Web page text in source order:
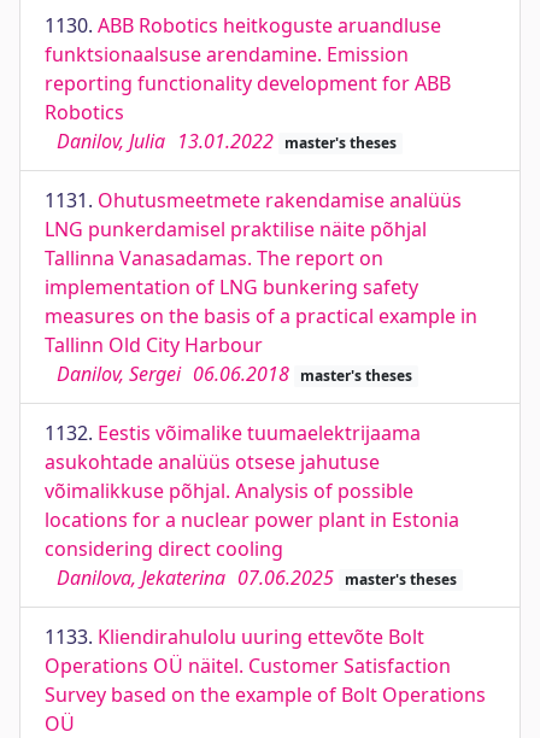
1130. ABB Robotics heitkoguste aruandluse
funktsionaalsuse arendamine. Emission
reporting functionality development for ABB
Robotics
Danilov, Julia 13.01.2022 master's theses
1131. Ohutusmeetmete rakendamise analüüs
LNG punkerdamisel praktilise näite põhjal
Tallinna Vanasadamas. The report on
implementation of LNG bunkering safety
measures on the basis of a practical example in
Tallinn Old City Harbour
Danilov, Sergei 06.06.2018 master's theses
1132. Eestis võimalike tuumaelektrijaama
asukohtade analüüs otsese jahutuse
võimalikkuse põhjal. Analysis of possible
locations for a nuclear power plant in Estonia
considering direct cooling
Danilova, Jekaterina 07.06.2025 master's theses
1133. Kliendirahulolu uuring ettevõte Bolt
Operations OÜ näitel. Customer Satisfaction
Survey based on the example of Bolt Operations
OÜ